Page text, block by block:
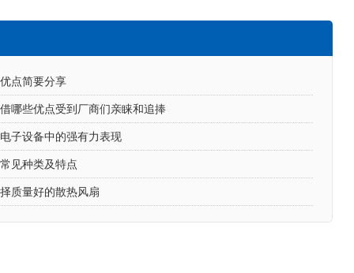
点简要分享
哪些优点受到厂商们亲睐和追捧
子设备中的强有力表现
见种类及特点
质量好的散热风扇